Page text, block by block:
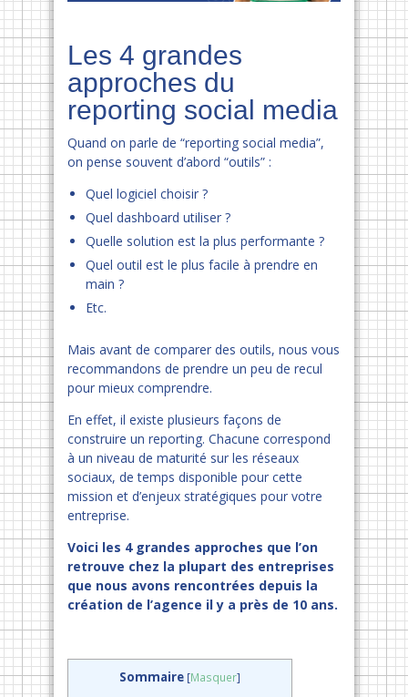
Les 4 grandes
approches du
reporting social media
Quand on parle de “reporting social media”,
on pense souvent d’abord “outils” :
Quel logiciel choisir ?
Quel dashboard utiliser ?
Quelle solution est la plus performante ?
Quel outil est le plus facile à prendre en
main ?
Etc.
Mais avant de comparer des outils, nous vous
recommandons de prendre un peu de recul
pour mieux comprendre.
En effet, il existe plusieurs façons de
construire un reporting. Chacune correspond
à un niveau de maturité sur les réseaux
sociaux, de temps disponible pour cette
mission et d’enjeux stratégiques pour votre
entreprise.
Voici les 4 grandes approches que l’on
retrouve chez la plupart des entreprises
que nous avons rencontrées depuis la
création de l’agence il y a près de 10 ans.
Sommaire [Masquer]